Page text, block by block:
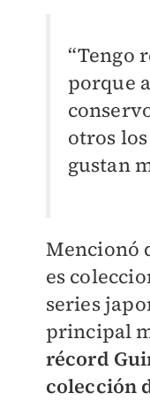
“Tengo
porque
otros
gustan
Mencionó
es
series
principal
récord
colección